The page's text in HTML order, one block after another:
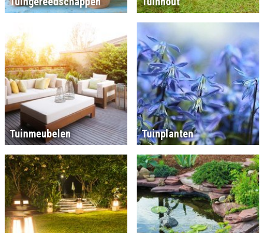
Tuinmeubelen Tuinplanten